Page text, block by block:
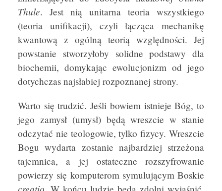
Thule. Jest nią unitarna teoria wszystkiego
(teoria unifikacji), czyli łącząca mechanikę
kwantową z ogólną teorią względności. Jej
powstanie stworzyłoby solidne podstawy dla
biochemii, domykając ewolucjonizm od jego
dotychczas najsłabiej rozpoznanej strony.
Warto się trudzić. Jeśli bowiem istnieje Bóg, to
jego zamysł (umysł) będą wreszcie w stanie
odczytać nie teologowie, tylko fizycy. Wreszcie
Bogu wydarta zostanie najbardziej strzeżona
tajemnica, a jej ostateczne rozszyfrowanie
powierzy się komputerom symulującym Boskie